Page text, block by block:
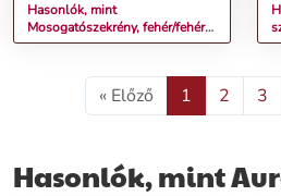
Hasonlók, mint
Mosogatószekrény, fehér/fehér
extra magasfényű, AURORA
« Előző 1 2 3
Hasonlók, mint